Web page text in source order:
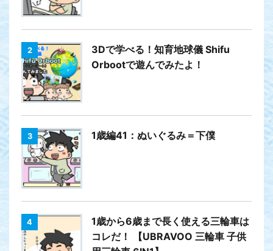
2
3Dで学べる！知育地球儀 Shifu
Orbootで遊んでみたよ！
3 1歳編41：ぬいぐるみ＝下僕
4
1歳から6歳まで長く使える三輪車は
コレだ！ 【UBRAVOO 三輪車 子供